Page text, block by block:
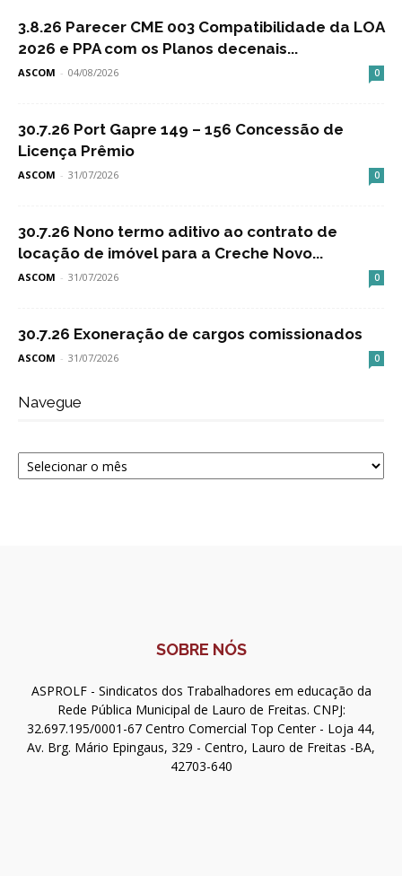
3.8.26 Parecer CME 003 Compatibilidade da LOA
2026 e PPA com os Planos decenais...
ASCOM - 04/08/2026 0
30.7.26 Port Gapre 149 – 156 Concessão de
Licença Prêmio
ASCOM - 31/07/2026 0
30.7.26 Nono termo aditivo ao contrato de
locação de imóvel para a Creche Novo...
ASCOM - 31/07/2026 0
30.7.26 Exoneração de cargos comissionados
ASCOM - 31/07/2026 0
Navegue
Navegue
SOBRE NÓS
ASPROLF - Sindicatos dos Trabalhadores em educação da
Rede Pública Municipal de Lauro de Freitas. CNPJ:
32.697.195/0001-67 Centro Comercial Top Center - Loja 44,
Av. Brg. Mário Epingaus, 329 - Centro, Lauro de Freitas -BA,
42703-640